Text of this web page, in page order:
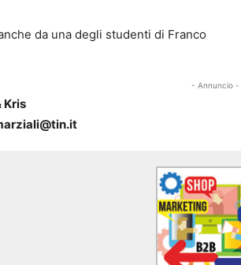
da una degli studenti di Franco
- Annuncio -
Kris